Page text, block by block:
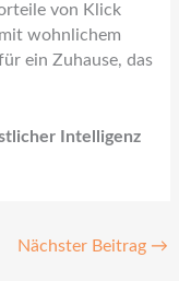
von Klick
wohnlichem
ein Zuhause, das
Intelligenz
Nächster Beitrag →